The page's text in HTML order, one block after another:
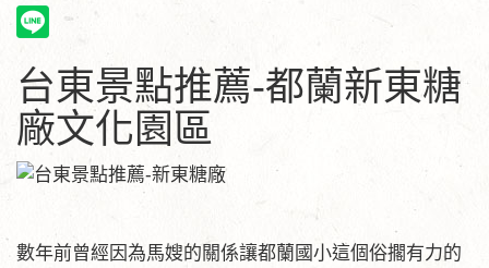
台東景點推薦-都蘭新東糖
廠文化園區
數年前曾經因為馬嫂的關係讓都蘭國小這個俗擱有力的